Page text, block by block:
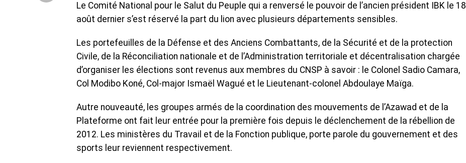
Le Comité National pour le Salut du Peuple qui a renversé le pouvoir de l’ancien président IBK le 18
août dernier s’est réservé la part du lion avec plusieurs départements sensibles.
Les portefeuilles de la Défense et des Anciens Combattants, de la Sécurité et de la protection
Civile, de la Réconciliation nationale et de l’Administration territoriale et décentralisation chargée
d’organiser les élections sont revenus aux membres du CNSP à savoir : le Colonel Sadio Camara,
Col Modibo Koné, Col-major Ismaël Wagué et le Lieutenant-colonel Abdoulaye Maïga.
Autre nouveauté, les groupes armés de la coordination des mouvements de l’Azawad et de la
Plateforme ont fait leur entrée pour la première fois depuis le déclenchement de la rébellion de
2012. Les ministères du Travail et de la Fonction publique, porte parole du gouvernement et des
sports leur reviennent respectivement.